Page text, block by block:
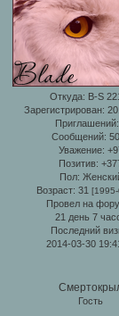
Откуда: B-S
Зарегистрирован:
Приглашений:
Сообщений:
Уважение:
Позитив:
Пол:
Возраст: 31
Провел на
21 день 7
Последний
2014-03-30
Гость